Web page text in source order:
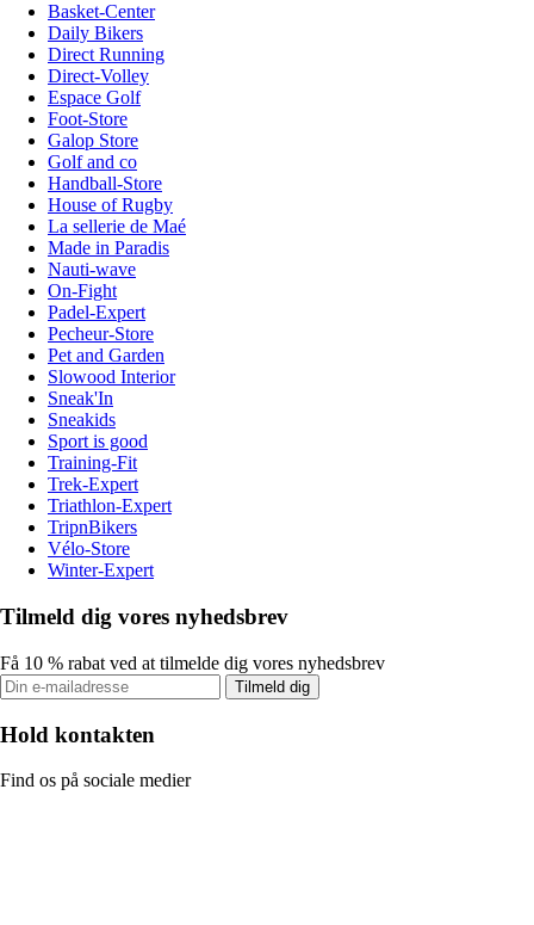
Basket-Center
Daily Bikers
Direct Running
Direct-Volley
Espace Golf
Foot-Store
Galop Store
Golf and co
Handball-Store
House of Rugby
La sellerie de Maé
Made in Paradis
Nauti-wave
On-Fight
Padel-Expert
Pecheur-Store
Pet and Garden
Slowood Interior
Sneak'In
Sneakids
Sport is good
Training-Fit
Trek-Expert
Triathlon-Expert
TripnBikers
Vélo-Store
Winter-Expert
Tilmeld dig vores nyhedsbrev
Få 10 % rabat ved at tilmelde dig vores nyhedsbrev
Tilmeld dig
Hold kontakten
Find os på sociale medier